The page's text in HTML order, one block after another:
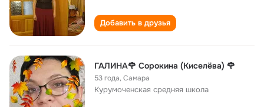
Добавить в друзья
ГАЛИНА🌹 Сорокина (Киселёва) 🌹
53 года,Самара
Курумоченская cредняя школа